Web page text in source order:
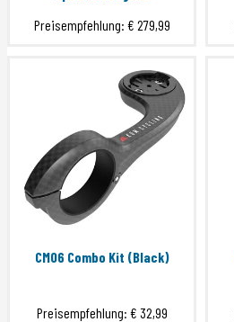
Preisempfehlung: € 279,99
CM06 Combo Kit (Black)
Preisempfehlung: € 32,99